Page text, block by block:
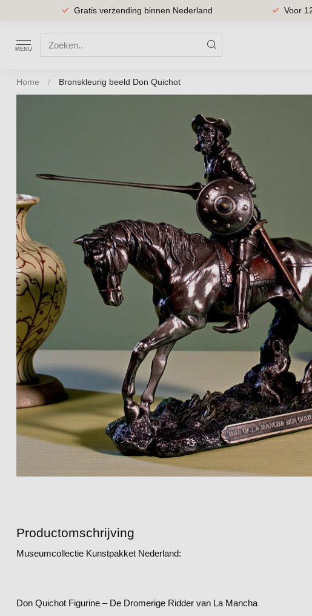
Hoge klantwaardering van een 9.5
MENU
Home / Bronskleurig beeld Don Quichot
Productomschrijving
Museumcollectie Kunstpakket Nederland:
Don Quichot Figurine – De Dromerige Ridder van La Mancha